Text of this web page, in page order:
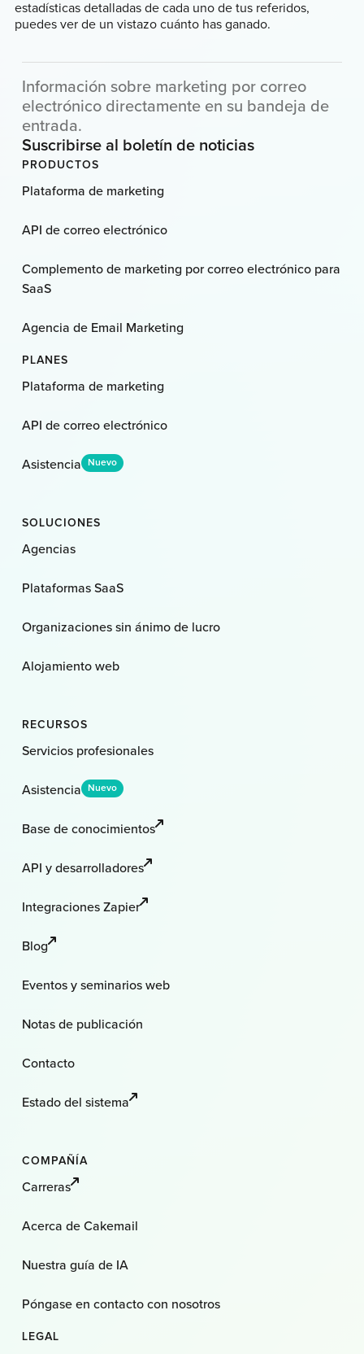
estadísticas detalladas de cada uno de tus referidos,
puedes ver de un vistazo cuánto has ganado.
Información sobre marketing por correo
electrónico directamente en su bandeja de
entrada.
Suscribirse al boletín de noticias
PRODUCTOS
Plataforma de marketing
API de correo electrónico
Complemento de marketing por correo electrónico para
SaaS
Agencia de Email Marketing
PLANES
Plataforma de marketing
API de correo electrónico
Asistencia Nuevo
SOLUCIONES
Agencias
Plataformas SaaS
Organizaciones sin ánimo de lucro
Alojamiento web
RECURSOS
Servicios profesionales
Asistencia Nuevo
Base de conocimientos
API y desarrolladores
Integraciones Zapier
Blog
Eventos y seminarios web
Notas de publicación
Contacto
Estado del sistema
COMPAÑÍA
Carreras
Acerca de Cakemail
Nuestra guía de IA
Póngase en contacto con nosotros
LEGAL